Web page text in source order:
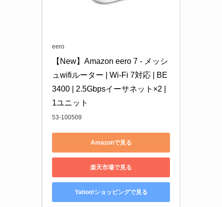
eero
【New】Amazon eero 7 - メッシ
ュwifiルーター | Wi-Fi 7対応 | BE
3400 | 2.5Gbpsイーサネット×2 |
1ユニット
53-100509
Amazonで見る
楽天市場で見る
Yahoo!ショッピングで見る